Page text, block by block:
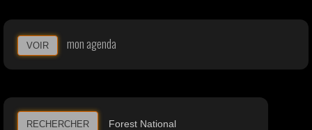
VOIR mon agenda
RECHERCHER